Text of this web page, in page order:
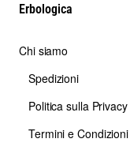
Erbologica
Chi siamo
Spedizioni
Politica sulla Privacy
Termini e Condizioni